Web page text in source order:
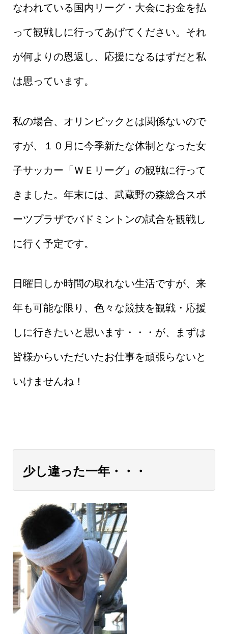
なわれている国内リーグ・大会にお金を払
って観戦しに行ってあげてください。それ
が何よりの恩返し、応援になるはずだと私
は思っています。
私の場合、オリンピックとは関係ないので
すが、１０月に今季新たな体制となった女
子サッカー「ＷＥリーグ」の観戦に行って
きました。年末には、武蔵野の森総合スポ
ーツプラザでバドミントンの試合を観戦し
に行く予定です。
日曜日しか時間の取れない生活ですが、来
年も可能な限り、色々な競技を観戦・応援
しに行きたいと思います・・・が、まずは
皆様からいただいたお仕事を頑張らないと
いけませんね！
少し違った一年・・・